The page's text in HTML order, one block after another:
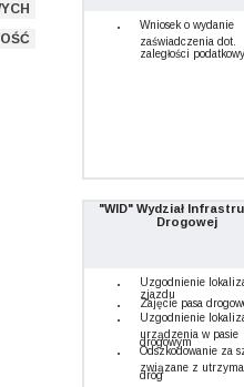
Wniosek o wydanie
zaświadczenia dot.
zaległości
"WID" Wydział
Drogowej
Uzgodnienie
zjazdu
Zajęcie pasa
Uzgodnienie
urządzenia w pasie
drogowym
Odszkodowanie za
związane z
dróg